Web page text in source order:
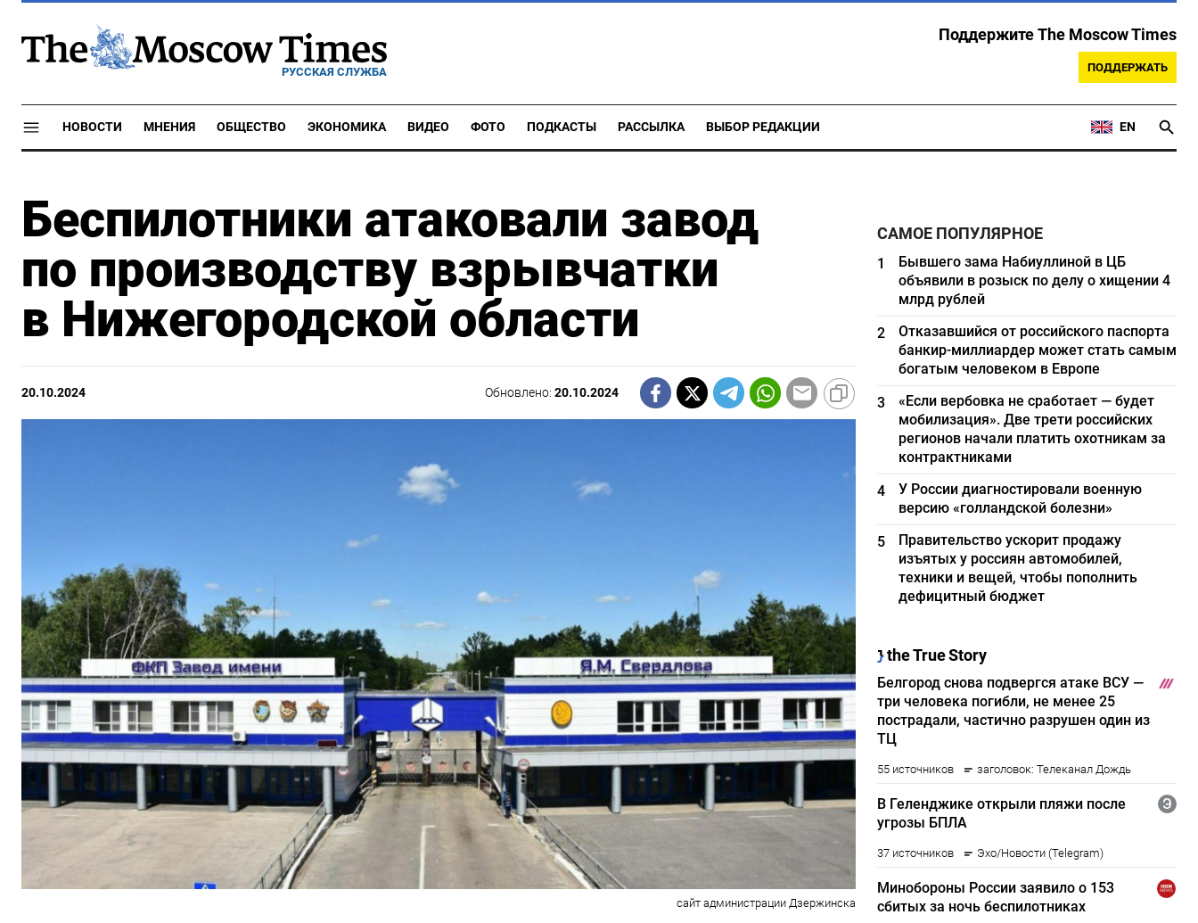
РУССКАЯ СЛУЖБА
Поддержите The Moscow Times
ПОДДЕРЖАТЬ
НОВОСТИ МНЕНИЯ ОБЩЕСТВО ЭКОНОМИКА ВИДЕО ФОТО ПОДКАСТЫ РАССЫЛКА ВЫБОР РЕДАКЦИИ EN
Беспилотники атаковали завод
по производству взрывчатки
в Нижегородской области
20.10.2024 Обновлено:20.10.2024
сайт администрации Дзержинска
САМОЕ ПОПУЛЯРНОЕ
1
Бывшего зама Набиуллиной в ЦБ
объявили в розыск по делу о хищении 4
млрд рублей
2
Отказавшийся от российского паспорта
банкир-миллиардер может стать самым
богатым человеком в Европе
3
«Если вербовка не сработает — будет
мобилизация». Две трети российских
регионов начали платить охотникам за
контрактниками
4
У России диагностировали военную
версию «голландской болезни»
5
Правительство ускорит продажу
изъятых у россиян автомобилей,
техники и вещей, чтобы пополнить
дефицитный бюджет